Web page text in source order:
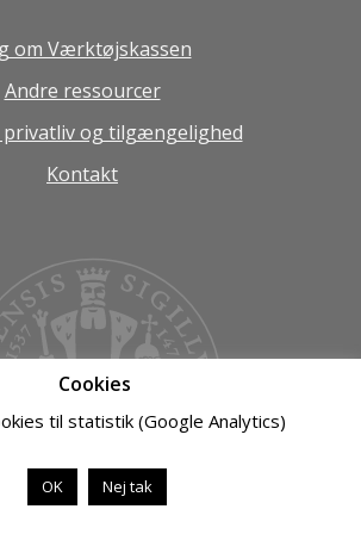
om Værktøjskassen
Andre ressourcer
privatliv og tilgængelighed
Kontakt
Cookies
til statistik (Google Analytics)
OK Nej tak